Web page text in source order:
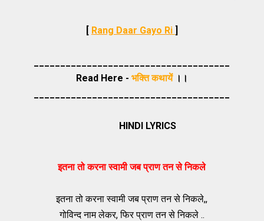
[ Rang Daar Gayo Ri ]
Read Here - भक्ति कथायें।।
HINDI LYRICS
इतना तो करना स्वामी जब प्राण तन से निकले
इतना तो करना स्वामी जब प्राण तन से निकले,,
गोविन्द नाम लेकर, फिर प्राण तन से निकले ..